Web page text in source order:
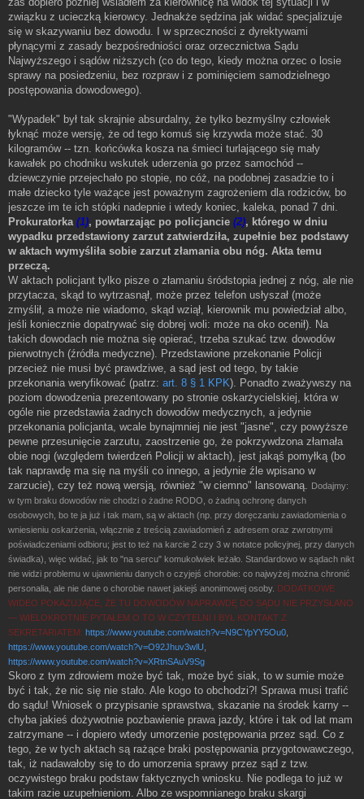
związku z ucieczką kierowcy. Jednakże sędzina jak widać specjalizuje
się w skazywaniu bez dowodu. I w sprzeczności z dyrektywami
płynącymi z zasady bezpośredniości oraz orzecznictwa Sądu
Najwyższego i sądów niższych (co do tego, kiedy można orzec o losie
sprawy na posiedzeniu, bez rozpraw i z pominięciem samodzielnego
postępowania dowodowego).
"Wypadek" był tak skrajnie absurdalny, że tylko bezmyślny człowiek
łyknąć może wersję, że od tego komuś się krzywda może stać. 30
kilogramów -- tzn. końcówka kosza na śmieci turlającego się mały
kawałek po chodniku wskutek uderzenia go przez samochód --
dziewczynie przejechało po stopie, no cóż, na podobnej zasadzie to i
małe dziecko tyle ważące jest poważnym zagrożeniem dla rodziców, bo
jeszcze im te ich stópki nadepnie i wtedy koniec, kaleka, ponad 7 dni.
Prokuratorka (1), powtarzając po policjancie (2), którego w dniu
wypadku przedstawiony zarzut zatwierdziła, zupełnie bez podstawy
w aktach wymyśliła sobie zarzut złamania obu nóg. Akta temu
przeczą.
W aktach policjant tylko pisze o złamaniu śródstopia jednej z nóg, ale nie
przytacza, skąd to wytrzasnął, może przez telefon usłyszał (może
zmyślił, a może nie wiadomo, skąd wziął, kierownik mu powiedział albo,
jeśli koniecznie dopatrywać się dobrej woli: może na oko ocenił). Na
takich dowodach nie można się opierać, trzeba szukać tzw. dowodów
pierwotnych (źródła medyczne). Przedstawione przekonanie Policji
przecież nie musi być prawdziwe, a sąd jest od tego, by takie
przekonania weryfikować (patrz: art. 8 § 1 KPK). Ponadto zważywszy na
poziom dowodzenia prezentowany po stronie oskarżycielskiej, która w
ogóle nie przedstawia żadnych dowodów medycznych, a jedynie
przekonania policjanta, wcale bynajmniej nie jest "jasne", czy powyższe
pewne przesunięcie zarzutu, zaostrzenie go, że pokrzywdzona złamała
obie nogi (względem twierdzeń Policji w aktach), jest jakąś pomyłką (bo
tak naprawdę ma się na myśli co innego, a jedynie źle wpisano w
zarzucie), czy też nową wersją, również "w ciemno" lansowaną.
Dodajmy:
w tym braku dowodów nie chodzi o żadne RODO, o żadną ochronę danych
osobowych, bo te ja już i tak mam, są w aktach (np. przy doręczaniu zawiadomienia o
wniesieniu oskarżenia, włącznie z treścią zawiadomień z adresem oraz zwrotnymi
poświadczeniami odbioru; jest to też na karcie 2 czy 3 w notatce policyjnej, przy danych
świadka), więc widać, jak to "na sercu" komukolwiek leżało. Standardowo w sądach nikt
nie widzi problemu w ujawnieniu danych o czyjejś chorobie: co najwyżej można chronić
personalia, ale nie dane o chorobie nawet jakiejś anonimowej osoby. DODATKOWE
WIDEO POKAZUJĄCE, ŻE TU DOWODÓW NAPRAWDĘ DO SĄDU NIE PRZYSŁANO
— WIELOKROTNIE PYTAŁEM O TO W CZYTELNI I BYŁ KONTAKT Z
SEKRETARIATEM: https://www.youtube.com/watch?v=N9CYpYY5Ou0
https://www.youtube.com/watch?v=O92Jhuv3wlU
https://www.youtube.com/watch?v=XRtnSAuV9Sg
Skoro z tym zdrowiem może być tak, może być siak, to w sumie może
być i tak, że nic się nie stało. Ale kogo to obchodzi?! Sprawa musi trafić
do sądu! Wniosek o przypisanie sprawstwa, skazanie na środek karny --
chyba jakieś dożywotnie pozbawienie prawa jazdy, które i tak od lat mam
zatrzymane -- i dopiero wtedy umorzenie postępowania przez sąd. Co z
tego, że w tych aktach są rażące braki postępowania przygotowawczego,
tak, iż nadawałoby się to do umorzenia sprawy przez sąd z tzw.
oczywistego braku podstaw faktycznych wniosku. Nie podlega to już w
takim razie uzupełnieniom. Albo ze wspomnianego braku skargi